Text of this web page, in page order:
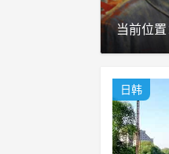
当前位置
日韩